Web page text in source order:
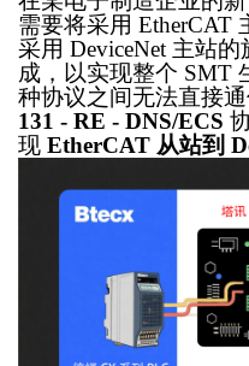
需要将采用 EtherCAT
采用 DeviceNet 主站
成，以实现整个 SMT
种协议之间无法直接
131 - RE - DNS/ECS
现 EtherCAT 从站到